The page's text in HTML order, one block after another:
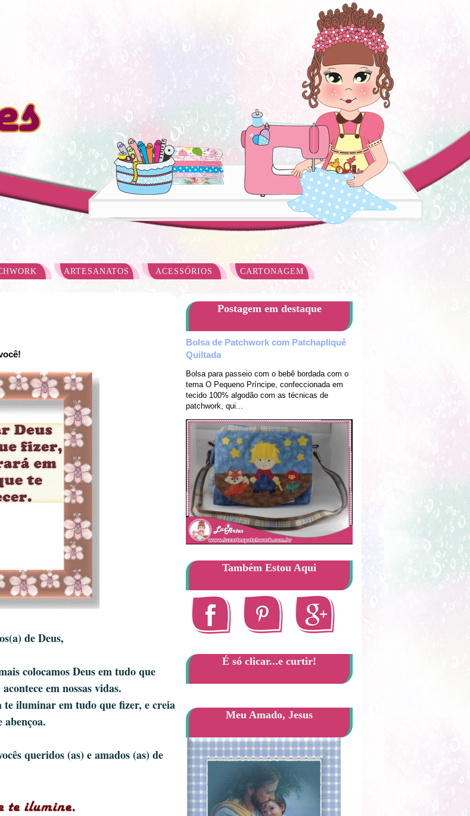
ARTESANATOS ACESSÓRIOS CARTONAGEM
de Deus,
colocamos Deus em tudo que
em nossas vidas.
te iluminar em tudo que fizer, e creia
queridos (as) e amados (as) de
Postagem em destaque
Bolsa de Patchwork com Patchapliquê
Quiltada
Bolsa para passeio com o bebê bordada com o
tema O Pequeno Príncipe, confeccionada em
tecido 100% algodão com as técnicas de
patchwork, qui...
Também Estou Aqui
É só clicar...e curtir!
Meu Amado, Jesus